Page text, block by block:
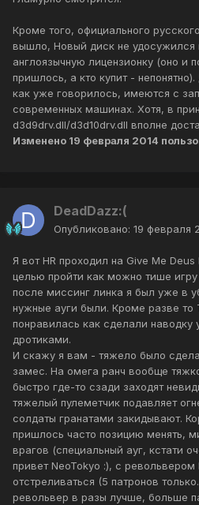
Кроме того, официального
вышло, Новый диск не удосужился
англоязычную лицензионку (оно и
пришлось, а кто купит -
как уже говорилось, имеются с
современных машинах. Хотя, в
d3d9drv.dll/d3d10drv.dll вполне
Изменено 19 февраля 2014
DeadDazz:(
Опубликовано: 19 февраля
Я вот HR проходил на Give Me
целью пройти как можно тише
после миссинг линка я был уже в
нужные ауги были. Кроме разве то
понравилась как сделали
дротиками.
И скажу я вам - тяжело было
замес. На омега ранч вообще
быстро где-то сзади заходят
тяжелый пулеметчик подавляет
солдаты гранатами закидывают.
пришлось часто позицию менять,
врагов (специальный ауг, кстати
привет NeoTokyo :), с
отстреливаться (5 патронов
револьвер в разы лучше, больше